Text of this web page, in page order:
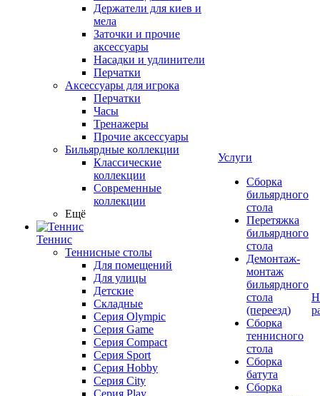
Держатели для киев и
мела
Заточки и прочие
аксессуары
Насадки и удлинители
Перчатки
Аксессуары для игрока
Перчатки
Часы
Тренажеры
Прочие аксессуары
Бильярдные коллекции
Классические
коллекции
Современные
коллекции
Ещё
Теннис
Теннисные столы
Для помещений
Для улицы
Детские
Складные
Серия Olympic
Серия Game
Серия Compact
Серия Sport
Серия Hobby
Серия City
Серия Play
Услуги
Сборка
бильярдного
стола
Перетяжка
бильярдного
стола
Демонтаж-
монтаж
бильярдного
стола
(переезд)
Сборка
теннисного
стола
Сборка
батута
Сборка